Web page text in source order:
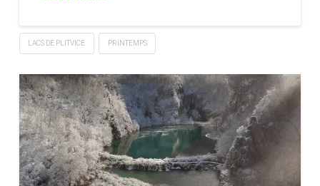
LACS DE PLITVICE PRINTEMPS